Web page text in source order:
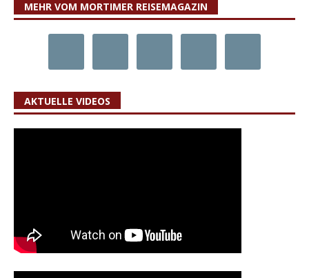
MEHR VOM MORTIMER REISEMAGAZIN
AKTUELLE VIDEOS